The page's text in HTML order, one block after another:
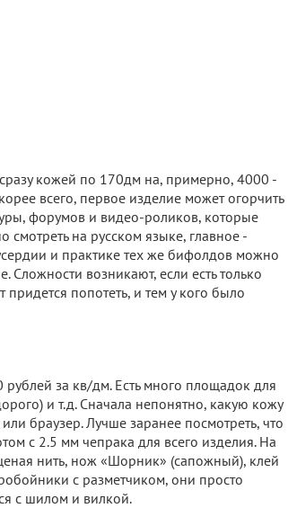
кожей по 170дм на, примерно, 4000 -
всего, первое изделие может огорчить
форумов и видео-роликов, которые
смотреть на русском языке, главное -
и практике тех же бифолдов можно
Сложности возникают, если есть только
попотеть, и тем у кого было
за кв/дм. Есть много площадок для
и т.д. Сначала непонятно, какую кожу
браузер. Лучше заранее посмотреть, что
с 2.5 мм чепрака для всего изделия. На
нить, нож «Шорник» (сапожный), клей
с разметчиком, они просто
с шилом и вилкой.